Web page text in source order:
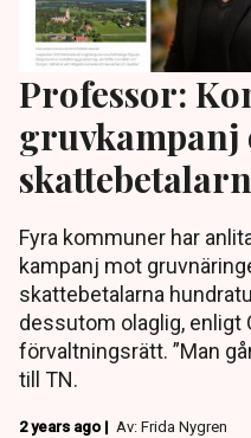
Professor:
gruvkampanj
Fyra kommuner har
kampanj mot
skattebetalarna
dessutom olaglig, enligt
förvaltningsrätt. ”Man
till TN.
2 years ago | Av: Frida Nygren